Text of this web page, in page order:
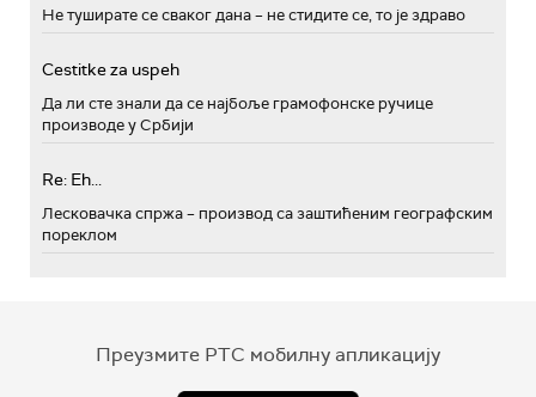
Не туширате се сваког дана – не стидите се, то је здраво
Cestitke za uspeh
Да ли сте знали да се најбоље грамофонске ручице
производе у Србији
Re: Eh...
Лесковачка спржа – производ са заштићеним географским
пореклом
Преузмите РТС мобилну апликацију